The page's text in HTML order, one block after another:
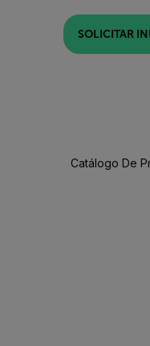
SOLICITAR
Catálogo De